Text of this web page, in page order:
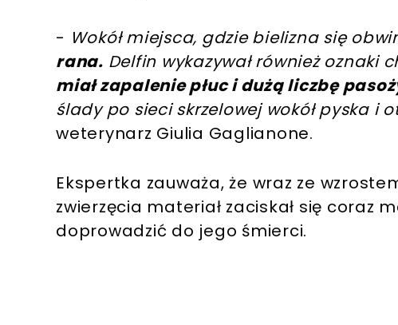
- Wokół miejsca, gdzie bielizna się
rana. Delfin wykazywał również oznaki
miał zapalenie płuc i dużą liczbę
ślady po sieci skrzelowej wokół pyska i
weterynarz Giulia Gaglianone.
Ekspertka zauważa, że wraz ze
zwierzęcia materiał zaciskał się coraz
doprowadzić do jego śmierci.